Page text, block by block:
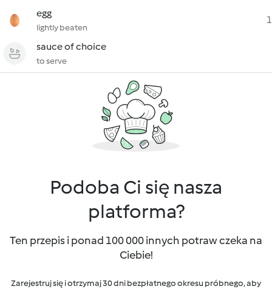
egg
lightly beaten
1
sauce of choice
to serve
Podoba Ci się nasza
platforma?
Ten przepis i ponad 100 000 innych potraw czeka na
Ciebie!
Zarejestruj się i otrzymaj 30 dni bezpłatnego okresu próbnego, aby